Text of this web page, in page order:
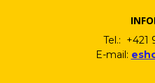
Tel.: +421
E-mail: